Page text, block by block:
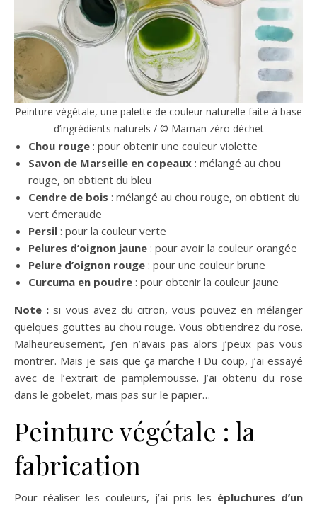
Peinture végétale, une palette de couleur naturelle faite à base
d’ingrédients naturels / © Maman zéro déchet
Chou rouge : pour obtenir une couleur violette
Savon de Marseille en copeaux : mélangé au chou
rouge, on obtient du bleu
Cendre de bois : mélangé au chou rouge, on obtient du
vert émeraude
Persil : pour la couleur verte
Pelures d’oignon jaune : pour avoir la couleur orangée
Pelure d’oignon rouge : pour une couleur brune
Curcuma en poudre : pour obtenir la couleur jaune
Note : si vous avez du citron, vous pouvez en mélanger
quelques gouttes au chou rouge. Vous obtiendrez du rose.
Malheureusement, j’en n’avais pas alors j’peux pas vous
montrer. Mais je sais que ça marche ! Du coup, j’ai essayé
avec de l’extrait de pamplemousse. J’ai obtenu du rose
dans le gobelet, mais pas sur le papier…
Peinture végétale : la
fabrication
Pour réaliser les couleurs, j’ai pris les épluchures d’un